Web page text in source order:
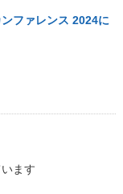
ファレンス 2024に
ます